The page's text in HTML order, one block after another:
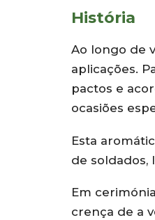
História
Ao longo de
aplicações.
pactos e
ocasiões
Esta
de soldados,
Em
crença de a